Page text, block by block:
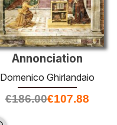
Annonciation
Domenico Ghirlandaio
€186.00€107.88